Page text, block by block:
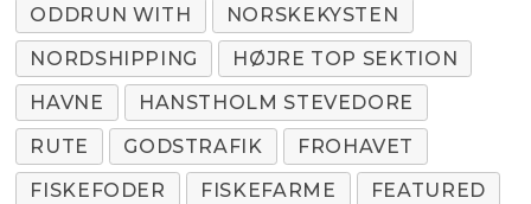
ODDRUN WITH
NORSKEKYSTEN
NORDSHIPPING
HØJRE TOP SEKTION
HAVNE
HANSTHOLM STEVEDORE
RUTE
GODSTRAFIK
FROHAVET
FISKEFODER
FISKEFARME
FEATURED